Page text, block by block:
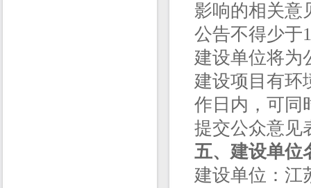
影响的相关意
公告不得少于
建设单位将为
建设项目有环
作日内，可同
提交公众意见
五、建设单位
建设单位：江